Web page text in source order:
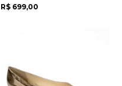
R$ 699,00